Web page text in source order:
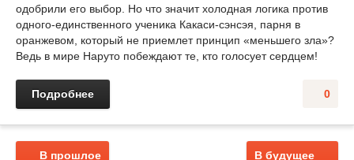
одобрили его выбор. Но что значит холодная логика против
одного-единственного ученика Какаси-сэнсэя, парня в
оранжевом, который не приемлет принцип «меньшего зла»?
Ведь в мире Наруто побеждают те, кто голосует сердцем!
0
Подробнее
В будущее
В прошлое